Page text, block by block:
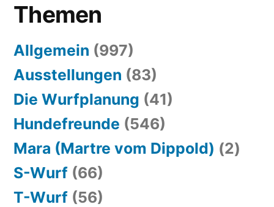
Themen
Allgemein (997)
Ausstellungen (83)
Die Wurfplanung (41)
Hundefreunde (546)
Mara (Martre vom Dippold) (2)
S-Wurf (66)
T-Wurf (56)